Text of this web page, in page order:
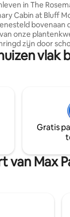
in The
Cabin at Bluff
bovenaan
onze
zijn door
maat gebouwd
boerenliefhebbers
vee te ontmoeten.
bosrijk land op
van de
spectaculaire
vlak
Gratis
van Max